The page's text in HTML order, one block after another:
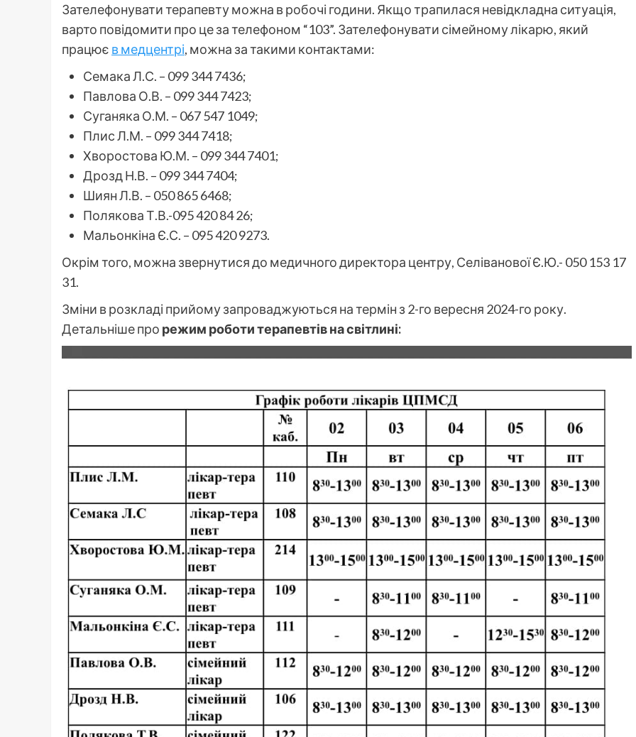
Зателефонувати терапевту можна в робочі години. Якщо трапилася невідкладна ситуація,
варто повідомити про це за телефоном “103”. Зателефонувати сімейному лікарю, який
працює в медцентрі, можна за такими контактами:
Семака Л.С. – 099 344 7436;
Павлова О.В. – 099 344 7423;
Суганяка О.М. – 067 547 1049;
Плис Л.М. – 099 344 7418;
Хворостова Ю.М. – 099 344 7401;
Дрозд Н.В. – 099 344 7404;
Шиян Л.В. – 050 865 6468;
Полякова Т.В.-095 420 84 26;
Мальонкіна Є.С. – 095 420 9273.
Окрім того, можна звернутися до медичного директора центру, Селіванової Є.Ю.- 050 153 17
31.
Зміни в розкладі прийому запроваджуються на термін з 2-го вересня 2024-го року.
Детальніше про режим роботи терапевтів на світлині: